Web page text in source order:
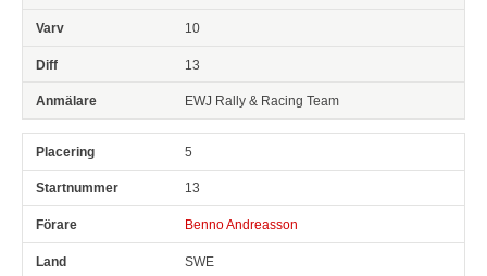
10
13
EWJ Rally & Racing Team
5
13
Benno Andreasson
SWE